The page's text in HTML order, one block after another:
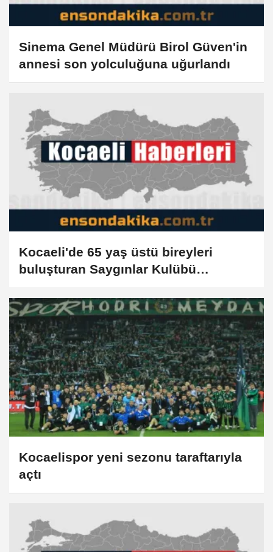
Sinema Genel Müdürü Birol Güven'in
annesi son yolculuğuna uğurlandı
Kocaeli'de 65 yaş üstü bireyleri
buluşturan Saygınlar Kulübü
yaygınlaşıyor
Kocaelispor yeni sezonu taraftarıyla
açtı